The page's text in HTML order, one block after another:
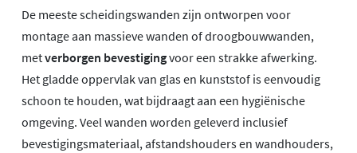
De meeste scheidingswanden zijn ontworpen voor
montage aan massieve wanden of droogbouwwanden,
metverborgen bevestigingvoor een strakke afwerking.
Het gladde oppervlak van glas en kunststof is eenvoudig
schoon te houden, wat bijdraagt aan een hygiënische
omgeving. Veel wanden worden geleverd inclusief
bevestigingsmateriaal, afstandshouders en wandhouders,